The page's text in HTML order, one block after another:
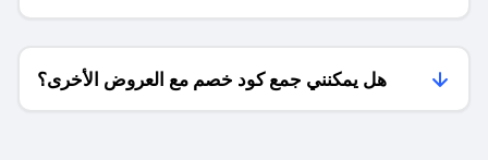
فقط؟
هل يمكنني جمع كود خصم مع العروض الأخرى؟